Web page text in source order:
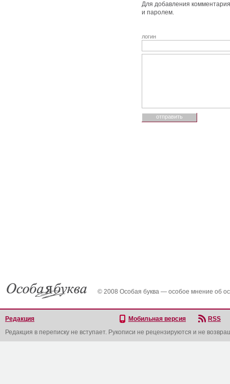
Для добавления
и паролем.
логин
© 2008 Особая буква — особое мнение об
Редакция Мобильная версия
RSS
Редакция в переписку не вступает. Рукописи не рецензируются и не